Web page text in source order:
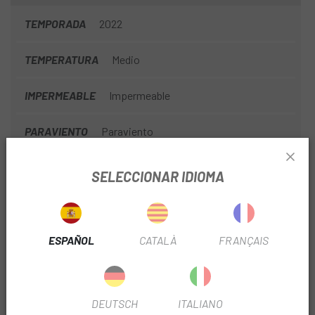
TEMPORADA 2022
TEMPERATURA Medio
IMPERMEABLE Impermeable
PARAVIENTO Paraviento
INFORMACIÓN DEL PRODUCTO
tejido impermeable más transpirable del mundo, con un
Proporciona resistencia y durabilidad contra la intemperie,
SELECCIONAR IDIOMA
ESPAÑOL CATALÀ FRANÇAIS
DEUTSCH ITALIANO